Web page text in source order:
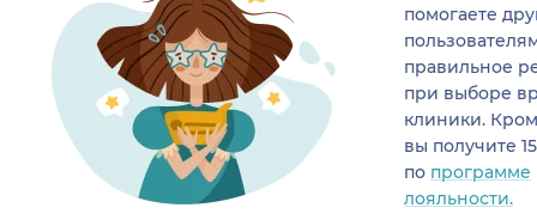
помогаете
правильное
при выборе
клиники.
вы получите
по программе
лояльности.